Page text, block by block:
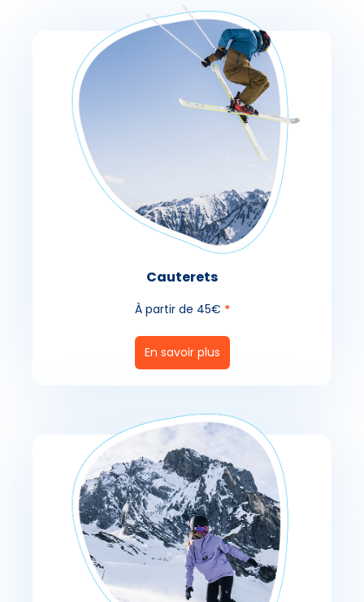
Cauterets
À partir de 45€ *
En savoir plus